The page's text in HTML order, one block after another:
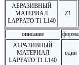
АБРАЗИВНЫЙ
МАТЕРИАЛ
LAPPATO T1 L140
Z1
описание форма
АБРАЗИВНЫЙ
МАТЕРИАЛ
LAPPATO T1 L140
один